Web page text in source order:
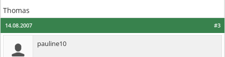
Thomas
#3
14.08.2007
pauline10